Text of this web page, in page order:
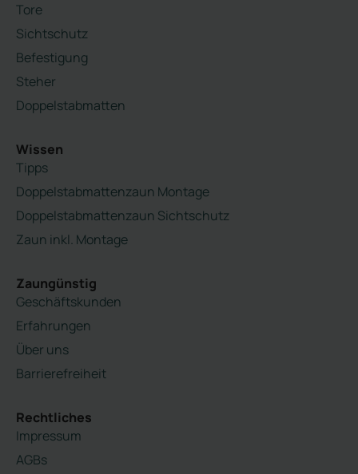
Tore
Sichtschutz
Befestigung
Steher
Doppelstabmatten
Wissen
Tipps
Doppelstabmattenzaun Montage
Doppelstabmattenzaun Sichtschutz
Zaun inkl. Montage
Zaungünstig
Geschäftskunden
Erfahrungen
Über uns
Barrierefreiheit
Rechtliches
Impressum
AGBs